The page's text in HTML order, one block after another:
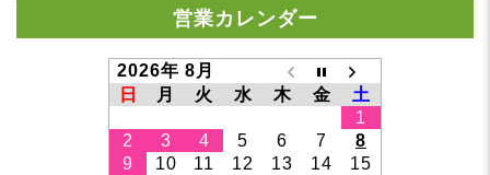
営業カレンダー
2026年 8月
日
月 火 水 木 金
土
1
2
3 4 5 6 7
8
9
10 11 12 13 14
15